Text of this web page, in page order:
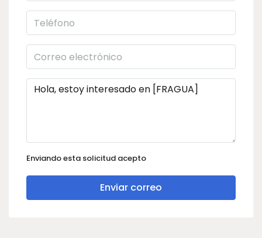
Enviando esta solicitud acepto
Enviar correo